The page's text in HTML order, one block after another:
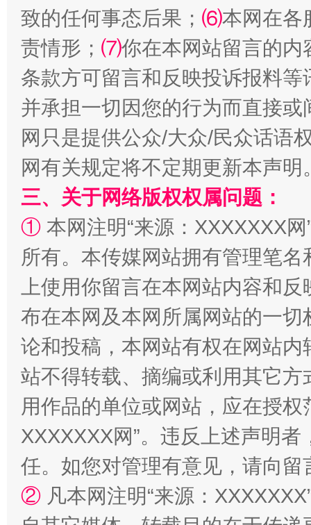
解纷+调解+退费，一次搞定
站台名比不上好声名
漫山遍野的桃花与雪山、麦地、白藏房 除
致的任何事态后果； ⑹本网在各
责情形； ⑺你在本网站留言的内
条款方可留言和反映投诉报料
并承担一切因您的行为而直接
网只是提供公众/大众/民众话语
网有关规定将不定期更新本声明
三、关于网络版权权属问题：
① 本网注明“来源：XXXXXXX
所有。本传媒网站拥有管理笔
上使用你留言在本网站内容和
布在本网及本网所属网站的一
论和投稿，本网站有权在网站
站不得转载、摘编或利用其它
用作品的单位或网站，应在授
XXXXXXX网”。违反上述声明
任。如您对管理有意见，请向
② 凡本网注明“来源：